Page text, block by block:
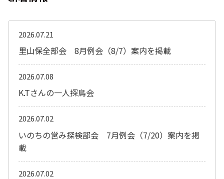
里山保全部会 8月例会（8/7）案内を掲載
2026.07.21
K.Tさんの一人探鳥会
2026.07.08
いのちの営み探検部会 7月例会（7/20）案内を掲
載
2026.07.02
2026.07.02